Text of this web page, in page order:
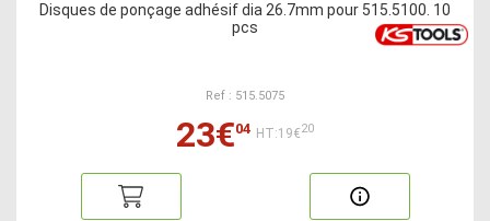
Disques de ponçage adhésif dia 26.7mm pour 515.5100. 10
pcs
Ref : 515.5075
23€04 HT:19€20